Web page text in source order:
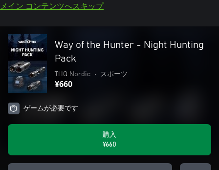
メイン コンテンツへスキップ
Way of the Hunter - Night Hunting
Pack
THQ Nordic • スポーツ
¥660
ゲームが必要です
購入
¥660